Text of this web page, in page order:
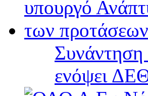
ενόψει